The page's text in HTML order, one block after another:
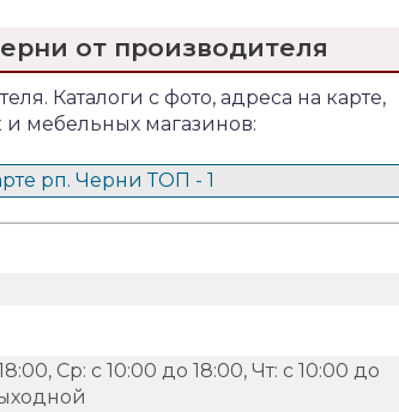
от производителя
Каталоги с фото, адреса на карте,
мебельных магазинов:
рп. Черни ТОП - 1
Ср: с 10:00 до 18:00, Чт: с 10:00 до